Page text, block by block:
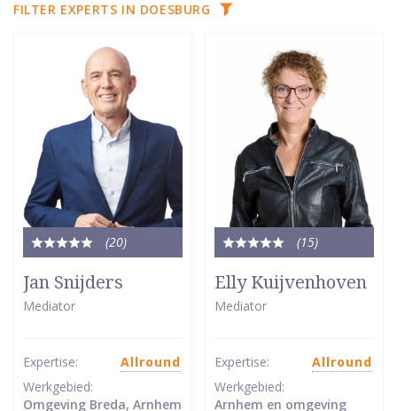
FILTER EXPERTS IN DOESBURG
(20)
Totale
waardering:
5
van
Jan Snijders
Mediator
Expertise:
Allround
Werkgebied:
Omgeving Breda, Arnhem
(15)
Totale
waardering:
5
van
Elly Kuijvenhoven
Mediator
Expertise:
Allround
Werkgebied:
Arnhem en omgeving